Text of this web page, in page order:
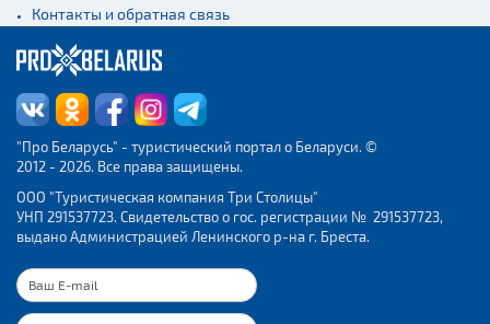
Контакты и обратная связь
"Про Беларусь" - туристический портал о Беларуси. ©
2012 - 2026. Все права защищены.
ООО "Туристическая компания Три Столицы"
УНП 291537723. Свидетельство о гос. регистрации № 291537723,
выдано Администрацией Ленинского р-на г. Бреста.